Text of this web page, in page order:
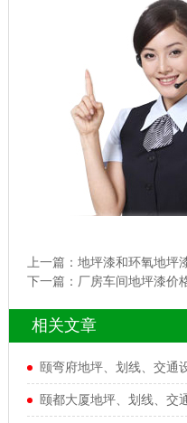
上一篇： 地坪漆和环氧地坪
下一篇： 厂房车间地坪漆价
相关文章
颐弯府地坪、划线、交通
颐都大厦地坪、划线、交